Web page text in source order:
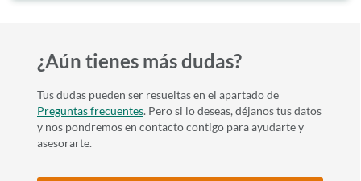
¿Aún tienes más dudas?
Tus dudas pueden ser resueltas en el apartado de
Preguntas frecuentes. Pero si lo deseas, déjanos tus datos
y nos pondremos en contacto contigo para ayudarte y
asesorarte.